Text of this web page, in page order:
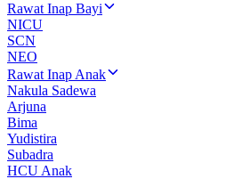
Rawat Inap Bayi
NICU
SCN
NEO
Rawat Inap Anak
Nakula Sadewa
Arjuna
Bima
Yudistira
Subadra
HCU Anak